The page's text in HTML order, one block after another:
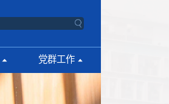
党群工作